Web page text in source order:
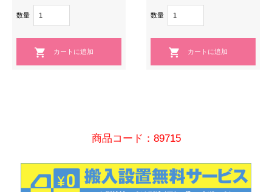
数量 数量
商品コード：89715